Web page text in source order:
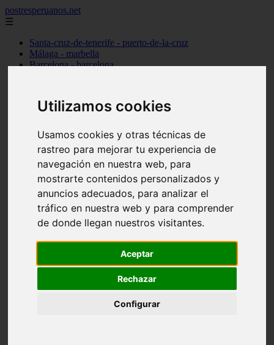
Utilizamos cookies
Usamos cookies y otras técnicas de
rastreo para mejorar tu experiencia de
navegación en nuestra web, para
mostrarte contenidos personalizados y
anuncios adecuados, para analizar el
tráfico en nuestra web y para comprender
de donde llegan nuestros visitantes.
Aceptar
Rechazar
Configurar
postresperuanos.net
☰
Santa-cruz-de-tenerife - puerto-de-la-cruz
Málaga - marbella
Barcelona - barcelona
Barcelona - l39hospitalet-de-llobregat
Madrid - torrejón-de-ardoz
Alicante - dénia
Madrid - pozuelo-de-alarcón
Valencia - valencia
Barcelona - granollers
Girona - girona
Illes-balears - palma-de-mallorca
Las-palmas - arrecife
Madrid - majadahonda
Alicante - alicante
Guadalajara - guadalajara
álava - vitoria-gasteiz
Madrid - getafe
Toledo - talavera-de-la-reina
Illes-balears - santa-margalida
Almería - cuevas-del-almanzora